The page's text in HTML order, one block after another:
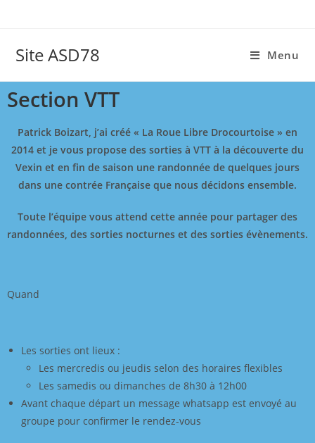
Site ASD78 Menu
Section VTT
Patrick Boizart, j’ai créé « La Roue Libre Drocourtoise » en
2014 et je vous propose des sorties à VTT à la découverte du
Vexin et en fin de saison une randonnée de quelques jours
dans une contrée Française que nous décidons ensemble.
Toute l’équipe vous attend cette année pour partager des
randonnées, des sorties nocturnes et des sorties évènements.
Quand
Les sorties ont lieux :
Les mercredis ou jeudis selon des horaires flexibles
Les samedis ou dimanches de 8h30 à 12h00
Avant chaque départ un message whatsapp est envoyé au
groupe pour confirmer le rendez-vous